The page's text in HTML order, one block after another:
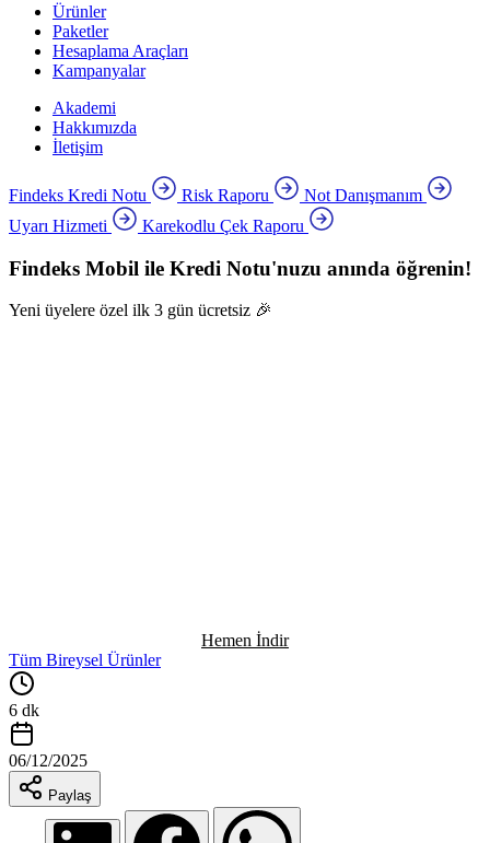
Ürünler
Paketler
Hesaplama Araçları
Kampanyalar
Akademi
Hakkımızda
İletişim
Findeks Kredi Notu Risk Raporu
Not Danışmanım
Uyarı Hizmeti
Karekodlu Çek Raporu
Findeks Mobil ile Kredi Notu'nuzu anında öğrenin!
Yeni üyelere özel ilk 3 gün ücretsiz 🎉
Hemen İndir
Tüm Bireysel Ürünler
6 dk
06/12/2025
Paylaş